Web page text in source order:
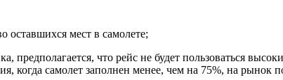
оставшихся мест в самолете;
предполагается, что рейс не будет пользоваться
когда самолет заполнен менее, чем на 75%, на